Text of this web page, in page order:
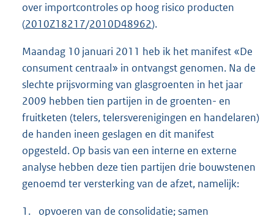
over importcontroles op hoog risico producten
(2010Z18217/2010D48962).
Maandag 10 januari 2011 heb ik het manifest «De
consument centraal» in ontvangst genomen. Na de
slechte prijsvorming van glasgroenten in het jaar
2009 hebben tien partijen in de groenten- en
fruitketen (telers, telersverenigingen en handelaren)
de handen ineen geslagen en dit manifest
opgesteld. Op basis van een interne en externe
analyse hebben deze tien partijen drie bouwstenen
genoemd ter versterking van de afzet, namelijk:
1.
opvoeren van de consolidatie; samen